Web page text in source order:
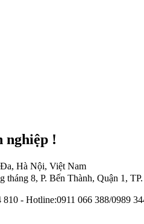
nghiệp !
Hà Nội, Việt Nam
8, P. Bến Thành, Quận 1,
- Hotline:0911 066 388/0989